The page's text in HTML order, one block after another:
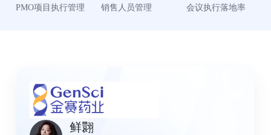
销售人员管理 会议执行落地率
鲜翾